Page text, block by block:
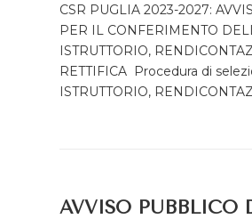
CSR PUGLIA 2023-2027:
PER IL CONFERIMENTO
ISTRUTTORIO,
RETTIFICA Procedura di
ISTRUTTORIO,
AVVISO PUBBLICO